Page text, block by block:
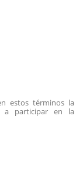
estos términos la
a participar en la